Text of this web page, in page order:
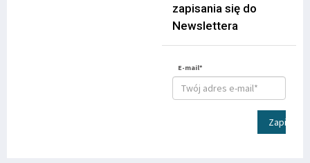
zapisania się do
Newslettera
E-mail*
Zapisz